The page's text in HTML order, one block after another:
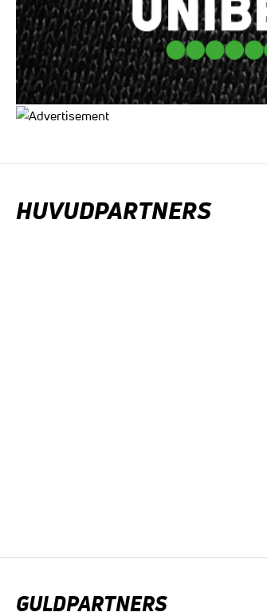
HUVUDPARTNERS
GULDPARTNERS